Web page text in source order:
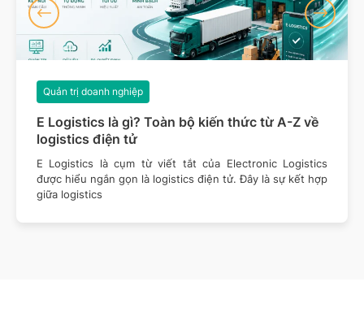
E Logistics là gì? Toàn bộ kiến thức từ A-Z về
logistics điện tử
Quản trị doanh nghiệp
E Logistics là cụm từ viết tắt của Electronic Logistics
được hiểu ngắn gọn là logistics điện tử. Đây là sự kết hợp
giữa logistics